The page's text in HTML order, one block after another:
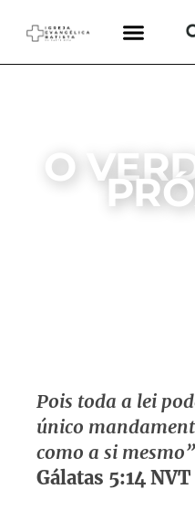
O
Pois toda a lei
único
como a si
Gálatas 5:14 NVT